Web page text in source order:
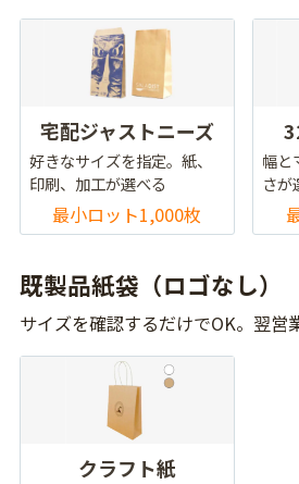
宅配ジャストニーズ
好きなサイズを指定。紙、
印刷、加工が選べる
最小ロット1,000枚
幅と
さが
既製品紙袋（ロゴなし）
サイズを確認するだけでOK。翌営
クラフト紙